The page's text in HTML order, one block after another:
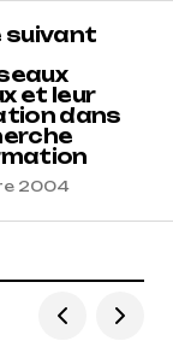
suivant
et leur
dans
2004